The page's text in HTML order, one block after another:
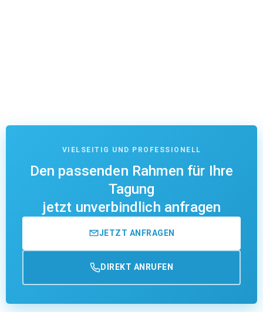
VIELSEITIG UND PROFESSIONELL
Den passenden Rahmen für Ihre
Tagung
jetzt unverbindlich anfragen
JETZT ANFRAGEN
DIREKT ANRUFEN